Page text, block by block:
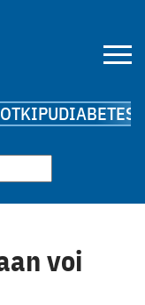
KIPUDIABETES
voi